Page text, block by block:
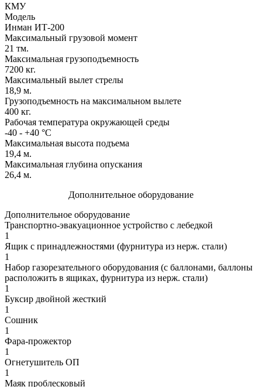
КМУ
Модель
Инман ИТ-200
Максимальный грузовой момент
21 тм.
Максимальная грузоподъемность
7200 кг.
Максимальный вылет стрелы
18,9 м.
Грузоподъемность на максимальном вылете
400 кг.
Рабочая температура окружающей среды
-40 - +40 °C
Максимальная высота подъема
19,4 м.
Максимальная глубина опускания
26,4 м.
Дополнительное оборудование
Дополнительное оборудование
Транспортно-эвакуационное устройство с лебедкой
1
Ящик с принадлежностями (фурнитура из нерж. стали)
1
Набор газорезательного оборудования (с баллонами, баллоны
расположить в ящиках, фурнитура из нерж. стали)
1
Буксир двойной жесткий
1
Сошник
1
Фара-прожектор
1
Огнетушитель ОП
1
Маяк проблесковый